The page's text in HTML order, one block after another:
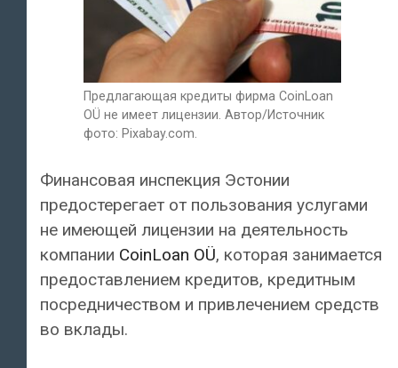
Предлагающая кредиты фирма CoinLoan
OÜ не имеет лицензии. Автор/Источник
фото: Pixabay.com.
Финансовая инспекция Эстонии
предостерегает от пользования услугами
не имеющей лицензии на деятельность
компании CoinLoan OÜ, которая занимается
предоставлением кредитов, кредитным
посредничеством и привлечением средств
во вклады.